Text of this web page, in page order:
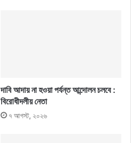
দাবি আদায় না হওয়া পর্যন্ত আন্দোলন চলবে :
বিরোধীদলীয় নেতা
৭ আগস্ট, ২০২৬